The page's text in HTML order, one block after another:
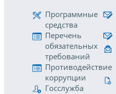
Программные
средства
Перечень
обязательных
требований
Противодействие
коррупции
Госслужба